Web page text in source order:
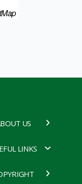
US
LINKS